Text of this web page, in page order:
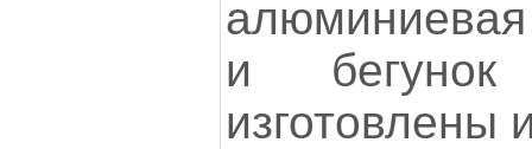
и
изготовлены